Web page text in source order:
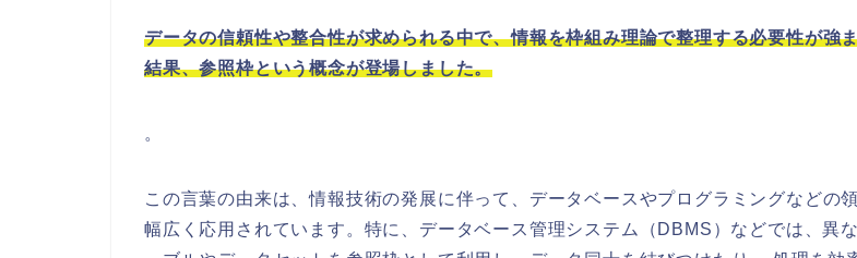
データの信頼性や整合性が求められる中で、情報を枠組み理論で整理する必要性が強
結果、参照枠という概念が登場しました。
。
この言葉の由来は、情報技術の発展に伴って、データベースやプログラミングなどの
幅広く応用されています。特に、データベース管理システム（DBMS）などでは、異